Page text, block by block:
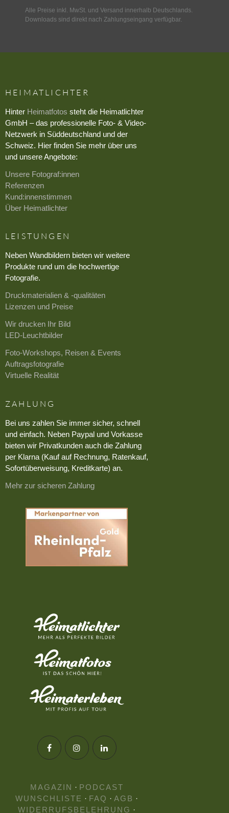
Alle Preise inkl. MwSt. und Versand innerhalb Deutschlands.
Downloads sind direkt nach Zahlungseingang verfügbar.
HEIMATLICHTER
Hinter Heimatfotos steht die Heimatlichter
GmbH – das professionelle Foto- & Video-
Netzwerk in Süddeutschland und der
Schweiz. Hier finden Sie mehr über uns
und unsere Angebote:
Unsere Fotograf:innen
Referenzen
Kund:innenstimmen
Über Heimatlichter
LEISTUNGEN
Neben Wandbildern bieten wir weitere
Produkte rund um die hochwertige
Fotografie.
Druckmaterialien & -qualitäten
Lizenzen und Preise
Wir drucken Ihr Bild
LED-Leuchtbilder
Foto-Workshops, Reisen & Events
Auftragsfotografie
Virtuelle Realität
ZAHLUNG
Bei uns zahlen Sie immer sicher, schnell
und einfach. Neben Paypal und Vorkasse
bieten wir Privatkunden auch die Zahlung
per Klarna (Kauf auf Rechnung, Ratenkauf,
Sofortüberweisung, Kreditkarte) an.
Mehr zur sicheren Zahlung
MAGAZIN · PODCAST
WUNSCHLISTE · FAQ · AGB ·
WIDERRUFSBELEHRUNG ·